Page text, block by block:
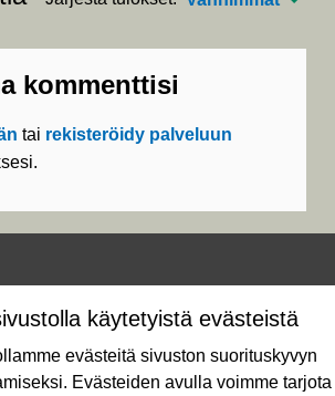
käytetyistä evästeistä
evästeitä sivuston suorituskyvyn
Evästeiden avulla voimme tarjota
kommenttisi
tai rekisteröidy palveluun